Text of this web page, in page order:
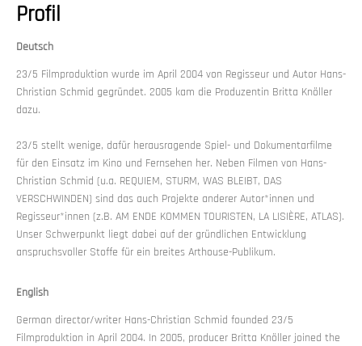
Profil
Deutsch
23/5 Filmproduktion wurde im April 2004 von Regisseur und Autor Hans-
Christian Schmid gegründet. 2005 kam die Produzentin Britta Knöller
dazu.
23/5 stellt wenige, dafür herausragende Spiel- und Dokumentarfilme
für den Einsatz im Kino und Fernsehen her. Neben Filmen von Hans-
Christian Schmid (u.a. REQUIEM, STURM, WAS BLEIBT, DAS
VERSCHWINDEN) sind das auch Projekte anderer Autor*innen und
Regisseur*innen (z.B. AM ENDE KOMMEN TOURISTEN, LA LISIÈRE, ATLAS).
Unser Schwerpunkt liegt dabei auf der gründlichen Entwicklung
anspruchsvoller Stoffe für ein breites Arthouse-Publikum.
English
German director/writer Hans-Christian Schmid founded 23/5
Filmproduktion in April 2004. In 2005, producer Britta Knöller joined the